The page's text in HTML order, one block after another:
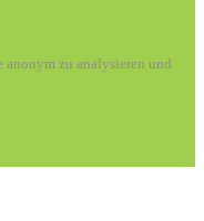
anonym zu analysieren und